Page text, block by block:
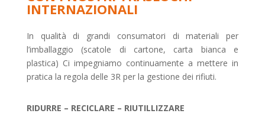
INTERNAZIONALI
In qualità di grandi consumatori di materiali per
l’imballaggio (scatole di cartone, carta bianca e
plastica) Ci impegniamo continuamente a mettere in
pratica la regola delle 3R per la gestione dei rifiuti.
RIDURRE – RECICLARE – RIUTILLIZZARE